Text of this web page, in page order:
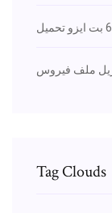
ملف فيروس
Tag Clouds